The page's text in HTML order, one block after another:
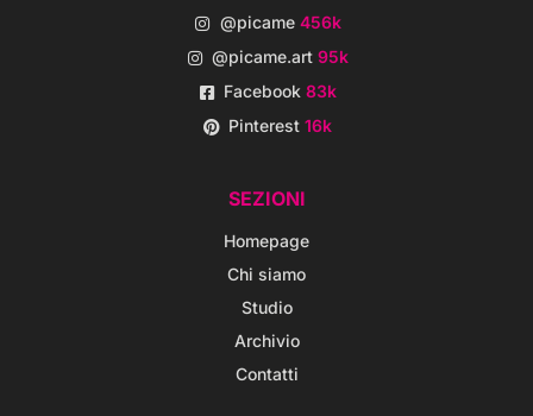
@picame 456k
@picame.art95k
Facebook83k
Pinterest16k
SEZIONI
Homepage
Chi siamo
Studio
Archivio
Contatti